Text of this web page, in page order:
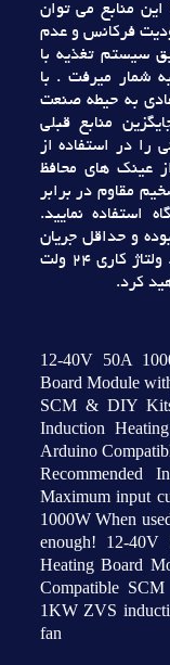
منابع مي توان
فرکانس و عدم
سيستم تغذيه با
شمار ميرفت . با
به حيطه صنعت
منابع قبلي
را در استفاده از
عينک هاي محافظ
مقاوم در برابر
نماييد.
کاري بين 12 تا 40 ولت بوده و حداقل جريان
50 آمپر براي راه اندازي نياز مي باشد. ولتاژ کاري 24 ولت
12-40V 50A
Board Module
SCM & DIY
Induction
Arduino
Maximum input
1000W When
enough! 12-
Heating Board
Compatible
1KW ZVS
fan